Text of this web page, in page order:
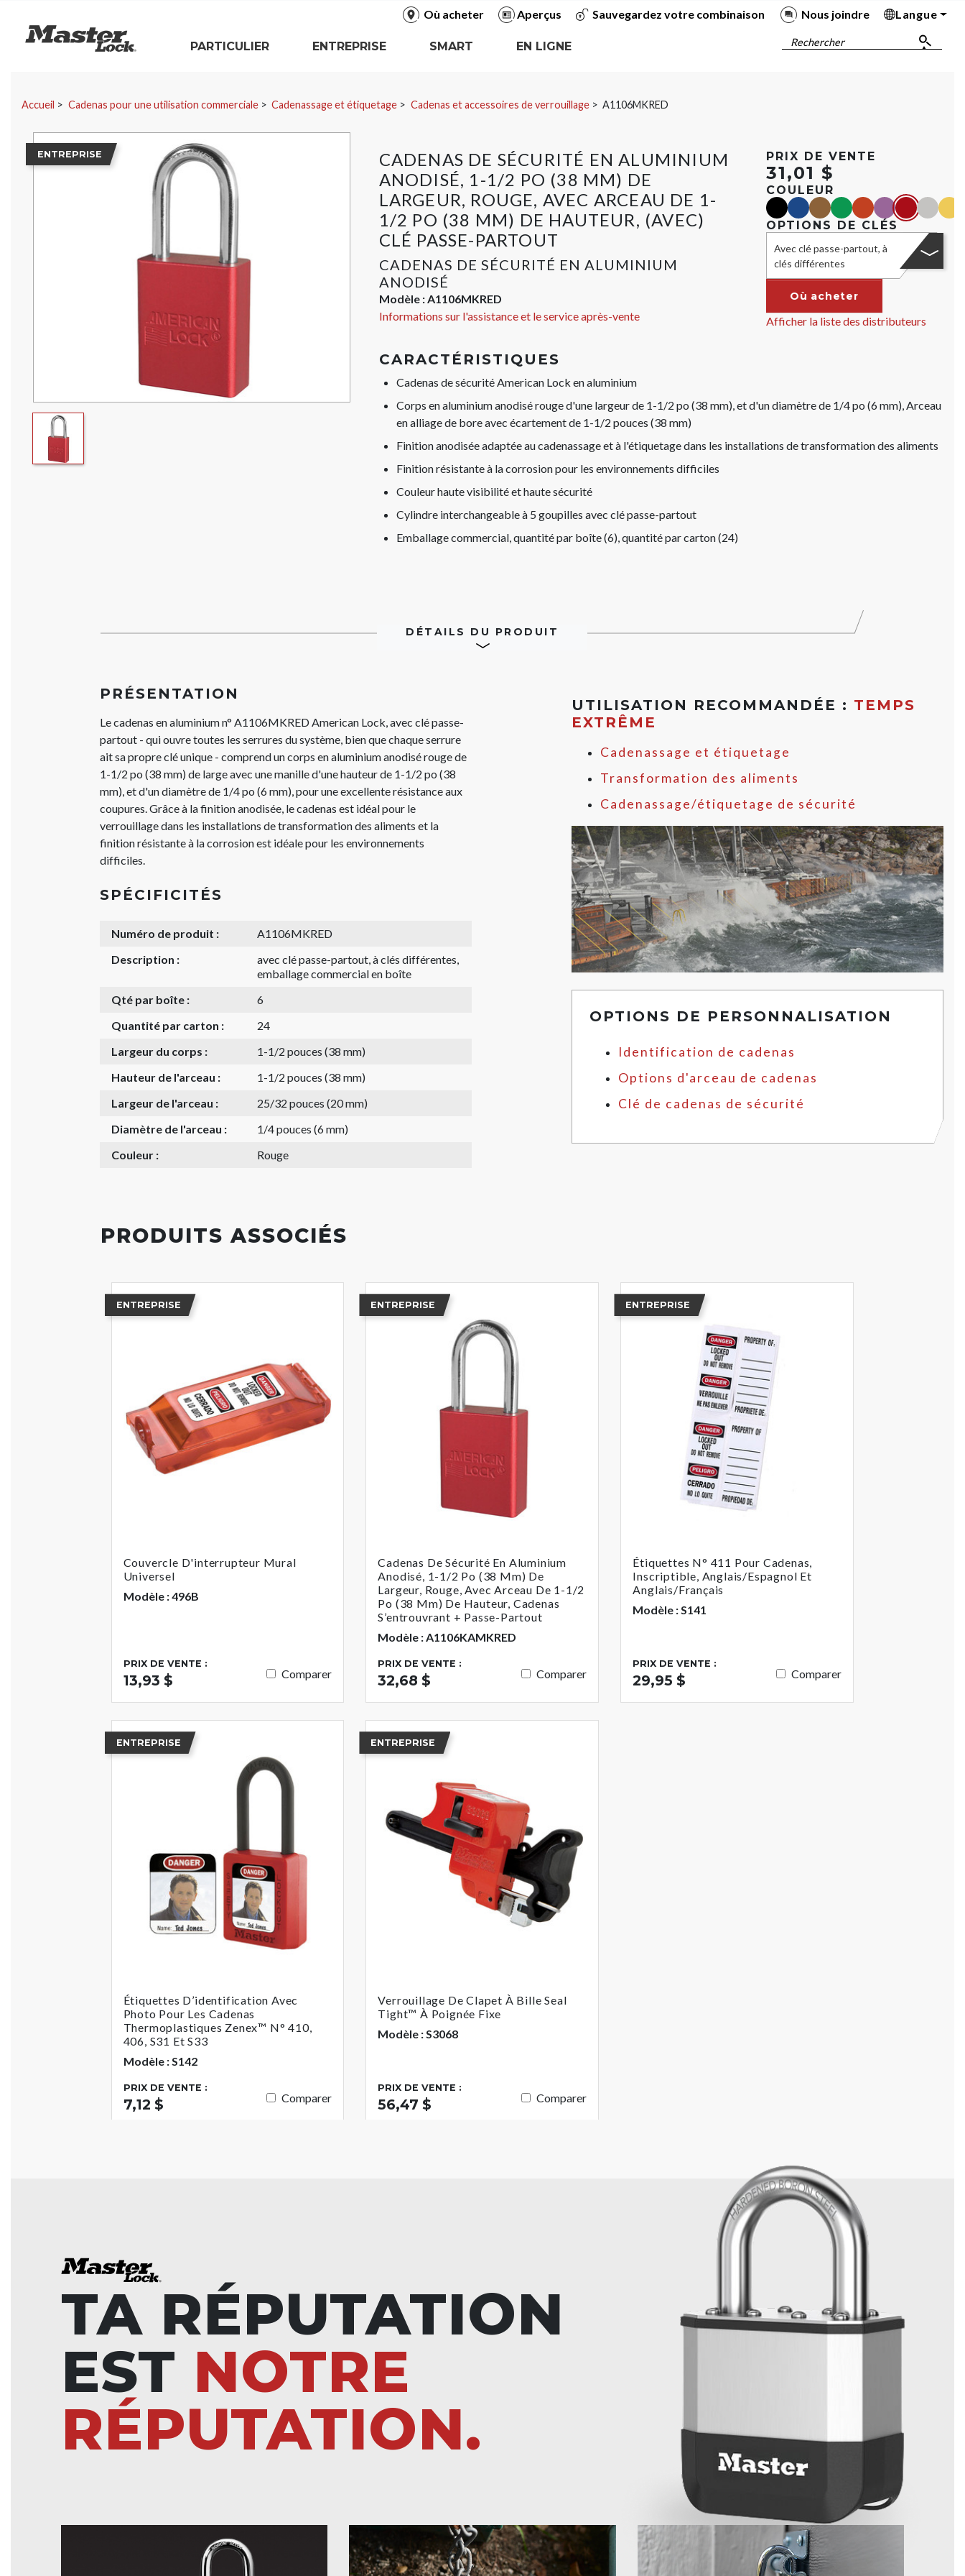
Où acheter Aperçus Sauvegardez votre combinaison Nous joindre
Langue
Master Lock
Rechercher
PARTICULIER
ENTREPRISE
SMART
EN LIGNE
Accueil Cadenas pour une utilisation commerciale Cadenassage et étiquetage Cadenas et accessoires de verrouillage A1106MKRED
CADENAS DE SÉCURITÉ EN ALUMINIUM
ANODISÉ, 1-1/2 PO (38 MM) DE
LARGEUR, ROUGE, AVEC ARCEAU DE 1-
1/2 PO (38 MM) DE HAUTEUR, (AVEC)
CLÉ PASSE-PARTOUT
CADENAS DE SÉCURITÉ EN ALUMINIUM
ANODISÉ
Modèle :A1106MKRED
Informations sur l'assistance et le service après-vente
ENTREPRISE PRIX DE VENTE
31,01 $
COULEUR
blackblueMarrongreenorangepurplered Argent
OPTIONS DE CLÉS
Avec clé passe-partout, à
clés différentes
Où acheter
Afficher la liste des distributeurs
CARACTÉRISTIQUES
Cadenas de sécurité American Lock en aluminium
Corps en aluminium anodisé rouge d'une largeur de 1-1/2 po (38 mm), et d'un diamètre de 1/4 po (6 mm), Arceau
en alliage de bore avec écartement de 1-1/2 pouces (38 mm)
Finition anodisée adaptée au cadenassage et à l'étiquetage dans les installations de transformation des aliments
Finition résistante à la corrosion pour les environnements difficiles
Couleur haute visibilité et haute sécurité
Cylindre interchangeable à 5 goupilles avec clé passe-partout
Emballage commercial, quantité par boîte (6), quantité par carton (24)
DÉTAILS DU PRODUIT
PRÉSENTATION
Le cadenas en aluminium n° A1106MKRED American Lock, avec clé passe-
partout - qui ouvre toutes les serrures du système, bien que chaque serrure
ait sa propre clé unique - comprend un corps en aluminium anodisé rouge de
1-1/2 po (38 mm) de large avec une manille d'une hauteur de 1-1/2 po (38
mm), et d'un diamètre de 1/4 po (6 mm), pour une excellente résistance aux
coupures. Grâce à la finition anodisée, le cadenas est idéal pour le
verrouillage dans les installations de transformation des aliments et la
finition résistante à la corrosion est idéale pour les environnements
difficiles.
SPÉCIFICITÉS
Numéro de produit :
A1106MKRED
Description :
avec clé passe-partout, à clés différentes,
emballage commercial en boîte
Qté par boîte :
6
Quantité par carton :
24
Largeur du corps :
1-1/2 pouces (38 mm)
Hauteur de l'arceau :
1-1/2 pouces (38 mm)
Largeur de l'arceau :
25/32 pouces (20 mm)
Diamètre de l'arceau :
1/4 pouces (6 mm)
Couleur :
Rouge
UTILISATION RECOMMANDÉE : TEMPS
EXTRÊME
Cadenassage et étiquetage
Transformation des aliments
Cadenassage/étiquetage de sécurité
OPTIONS DE PERSONNALISATION
Identification de cadenas
Options d'arceau de cadenas
Clé de cadenas de sécurité
PRODUITS ASSOCIÉS
ENTREPRISE
Couvercle D'interrupteur Mural
Universel
Modèle : 496B
PRIX DE VENTE :
13,93 $ Comparer
ENTREPRISE
Cadenas De Sécurité En Aluminium
Anodisé, 1-1/2 Po (38 Mm) De
Largeur, Rouge, Avec Arceau De 1-1/2
Po (38 Mm) De Hauteur, Cadenas
S’entrouvrant + Passe-Partout
Modèle : A1106KAMKRED
PRIX DE VENTE :
32,68 $ Comparer
ENTREPRISE
Étiquettes N° 411 Pour Cadenas,
Inscriptible, Anglais/espagnol Et
Anglais/français
Modèle : S141
PRIX DE VENTE :
29,95 $ Comparer
ENTREPRISE
Étiquettes D’identification Avec
Photo Pour Les Cadenas
Thermoplastiques Zenex™ N° 410,
406, S31 Et S33
Modèle : S142
PRIX DE VENTE :
7,12 $ Comparer
ENTREPRISE
Verrouillage De Clapet À Bille Seal
Tight™ À Poignée Fixe
Modèle : S3068
PRIX DE VENTE :
56,47 $ Comparer
TA RÉPUTATION
EST NOTRE
RÉPUTATION.